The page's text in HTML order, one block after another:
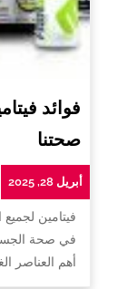
فوائد
صحتنا
أبريل 28, 2025
فيتامين
في صحة
أهم العناصر